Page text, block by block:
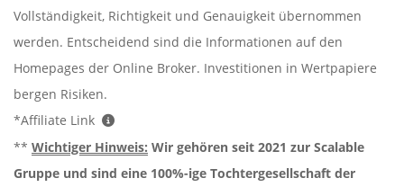
Vollständigkeit, Richtigkeit und Genauigkeit übernommen
werden. Entscheidend sind die Informationen auf den
Homepages der Online Broker. Investitionen in Wertpapiere
bergen Risiken.
*Affiliate Link
** Wichtiger Hinweis: Wir gehören seit 2021 zur Scalable
Gruppe und sind eine 100%-ige Tochtergesellschaft der